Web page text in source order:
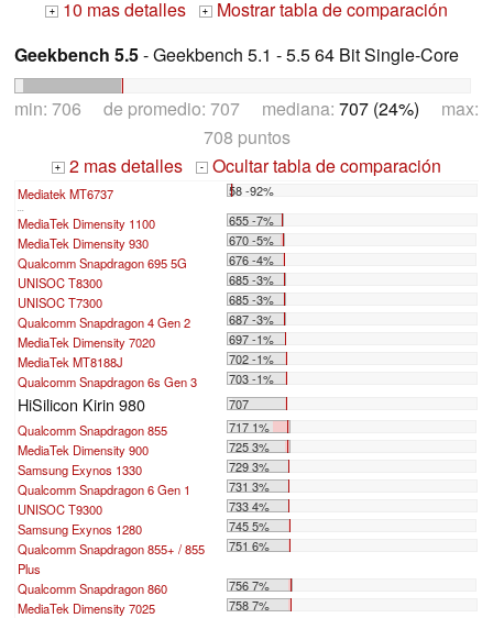
+ 10 mas detalles + Mostrar tabla de comparación
Geekbench 5.5- Geekbench 5.1 - 5.5 64 Bit Single-Core
min: 706 de promedio: 707 mediana: 707 (24%) max:
708 puntos
+ 2 mas detalles - Ocultar tabla de comparación
Mediatek MT6737 58 -92%
MediaTek Dimensity 1100
655 -7%
MediaTek Dimensity 930
670 -5%
Qualcomm Snapdragon 695 5G
676 -4%
UNISOC T8300
685 -3%
UNISOC T7300
685 -3%
Qualcomm Snapdragon 4 Gen 2
687 -3%
MediaTek Dimensity 7020
697 -1%
MediaTek MT8188J
702 -1%
Qualcomm Snapdragon 6s Gen 3
703 -1%
HiSilicon Kirin 980
707
Qualcomm Snapdragon 855
717 1%
MediaTek Dimensity 900
725 3%
Samsung Exynos 1330
729 3%
Qualcomm Snapdragon 6 Gen 1
731 3%
UNISOC T9300
733 4%
Samsung Exynos 1280
745 5%
Qualcomm Snapdragon 855+ / 855
Plus
751 6%
Qualcomm Snapdragon 860
756 7%
MediaTek Dimensity 7025
758 7%